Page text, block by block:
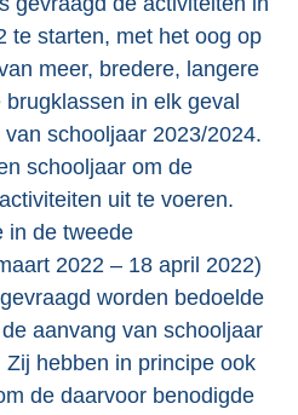
te starten, met het oog op
meer, bredere, langere
in elk geval
schooljaar 2023/2024.
schooljaar om de
uit te voeren.
in de tweede
2022 – 18 april 2022)
worden bedoelde
aanvang van schooljaar
hebben in principe ook
de daarvoor benodigde